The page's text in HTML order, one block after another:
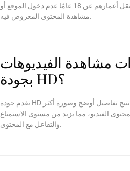
أنه يجب على الزوار الذين تقل أعمارهم عن 18 عامًا عدم دخول الموقع أو
مشاهدة المحتوى المعروض فيه.
مشاهدة الفيديوهات
بجودة HD؟
تقدم جودة HD تجربة مشاهدة أفضل بكثير، حيث تتيح تفاصيل أوضح وصورة أكثر
الفيديو، مما يزيد من مستوى الاستمتاع
والتفاعل مع المحتوى.